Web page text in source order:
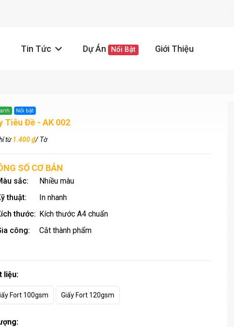
Tin Tức Dự Án Nổi Bật Giới Thiệu
Nổi bật
Tiêu Đề - AK 002
từ1.400 ₫/ Tờ
SỐ CƠ BẢN
sắc:
Nhiều màu
thuật:
In nhanh
thước: Kích thước A4 chuẩn
công:
Cắt thành phẩm
liệu:
Fort 100gsm Giấy Fort 120gsm